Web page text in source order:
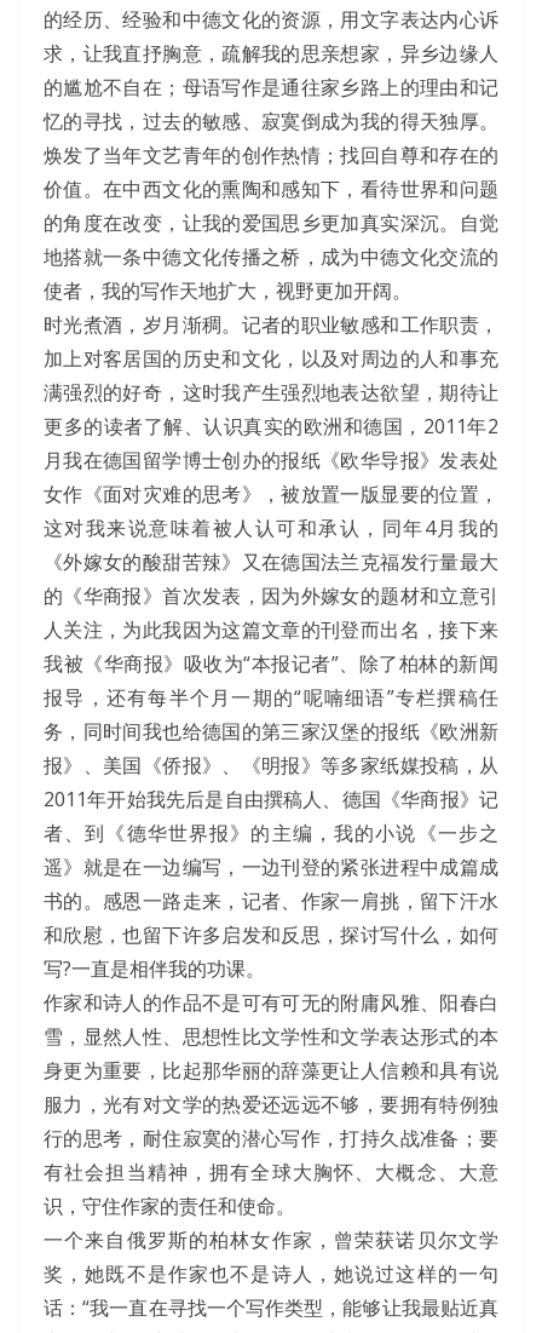
的经历、经验和中德文化的资源，用文字表达内心诉
求，让我直抒胸意，疏解我的思亲想家，异乡边缘人
的尴尬不自在；母语写作是通往家乡路上的理由和记
忆的寻找，过去的敏感、寂寞倒成为我的得天独厚。
焕发了当年文艺青年的创作热情；找回自尊和存在的
价值。在中西文化的熏陶和感知下，看待世界和问题
的角度在改变，让我的爱国思乡更加真实深沉。自觉
地搭就一条中德文化传播之桥，成为中德文化交流的
使者，我的写作天地扩大，视野更加开阔。
时光煮酒，岁月渐稠。记者的职业敏感和工作职责，
加上对客居国的历史和文化，以及对周边的人和事充
满强烈的好奇，这时我产生强烈地表达欲望，期待让
更多的读者了解、认识真实的欧洲和德国，2011年2
月我在德国留学博士创办的报纸《欧华导报》发表处
女作《面对灾难的思考》，被放置一版显要的位置，
这对我来说意味着被人认可和承认，同年4月我的
《外嫁女的酸甜苦辣》又在德国法兰克福发行量最大
的《华商报》首次发表，因为外嫁女的题材和立意引
人关注，为此我因为这篇文章的刊登而出名，接下来
我被《华商报》吸收为“本报记者”、除了柏林的新闻
报导，还有每半个月一期的“呢喃细语”专栏撰稿任
务，同时间我也给德国的第三家汉堡的报纸《欧洲新
报》、美国《侨报》、《明报》等多家纸媒投稿，从
2011年开始我先后是自由撰稿人、德国《华商报》记
者、到《德华世界报》的主编，我的小说《一步之
遥》就是在一边编写，一边刊登的紧张进程中成篇成
书的。感恩一路走来，记者、作家一肩挑，留下汗水
和欣慰，也留下许多启发和反思，探讨写什么，如何
写?一直是相伴我的功课。
作家和诗人的作品不是可有可无的附庸风雅、阳春白
雪，显然人性、思想性比文学性和文学表达形式的本
身更为重要，比起那华丽的辞藻更让人信赖和具有说
服力，光有对文学的热爱还远远不够，要拥有特例独
行的思考，耐住寂寞的潜心写作，打持久战准备；要
有社会担当精神，拥有全球大胸怀、大概念、大意
识，守住作家的责任和使命。
一个来自俄罗斯的柏林女作家，曾荣获诺贝尔文学
奖，她既不是作家也不是诗人，她说过这样的一句
话：“我一直在寻找一个写作类型，能够让我最贴近真